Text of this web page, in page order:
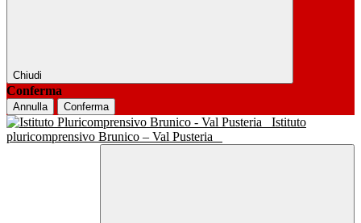
Chiudi
Conferma
Annulla Conferma
Istituto
pluricomprensivo Brunico – Val Pusteria